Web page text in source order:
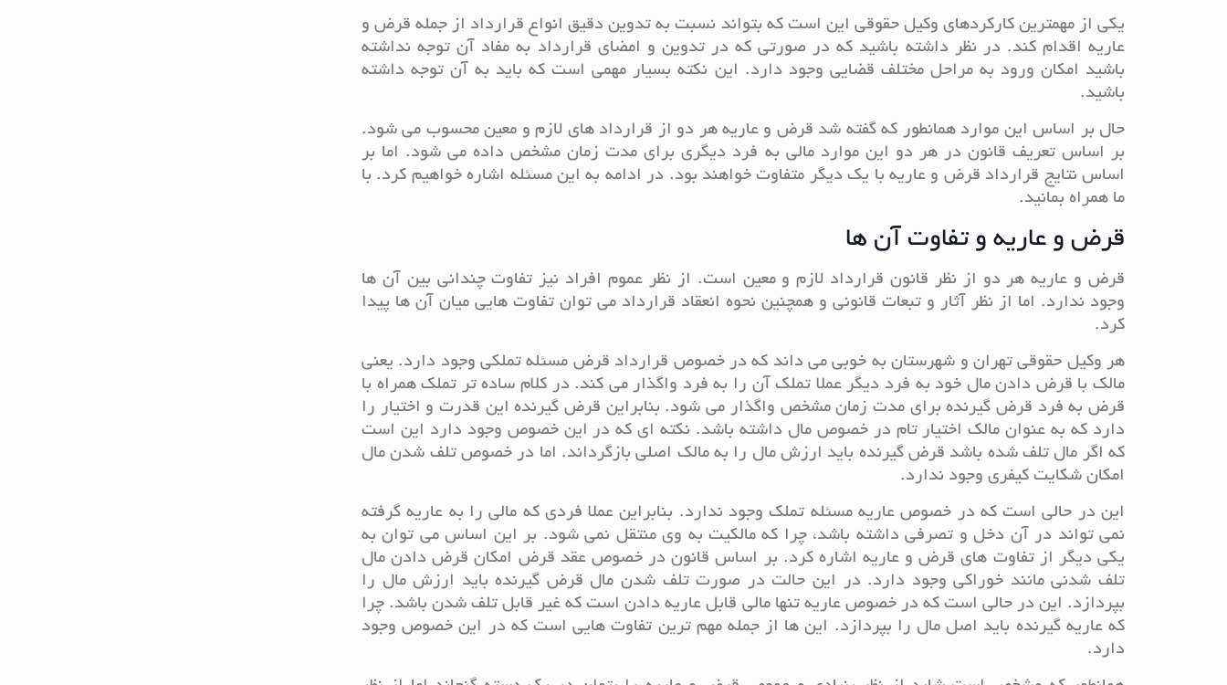
یکی از مهمترین کارکردهای وکیل حقوقی این است که بتواند نسبت به تدوین دقیق انواع قرارداد از جمله قرض و
عاریه اقدام کند. در نظر داشته باشید که در صورتی که در تدوین و امضای قرارداد به مفاد آن توجه نداشته
باشید امکان ورود به مراحل مختلف قضایی وجود دارد. این نکته بسیار مهمی است که باید به آن توجه داشته
باشید.
حال بر اساس این موارد همانطور که گفته شد قرض و عاریه هر دو از قرارداد های لازم و معین محسوب می شود.
بر اساس تعریف قانون در هر دو این موارد مالی به فرد دیگری برای مدت زمان مشخص داده می شود. اما بر
اساس نتایج قرارداد قرض و عاریه با یک دیگر متفاوت خواهند بود. در ادامه به این مسئله اشاره خواهیم کرد. با
ما همراه بمانید.
قرض و عاریه و تفاوت آن ها
قرض و عاریه هر دو از نظر قانون قرارداد لازم و معین است. از نظر عموم افراد نیز تفاوت چندانی بین آن ها
وجود ندارد. اما از نظر آثار و تبعات قانونی و همچنین نحوه انعقاد قرارداد می توان تفاوت هایی میان آن ها پیدا
کرد.
هر وکیل حقوقی تهران و شهرستان به خوبی می داند که در خصوص قرارداد قرض مسئله تملکی وجود دارد. یعنی
مالک با قرض دادن مال خود به فرد دیگر عملا تملک آن را به فرد واگذار می کند. در کلام ساده تر تملک همراه با
قرض به فرد قرض گیرنده برای مدت زمان مشخص واگذار می شود. بنابراین قرض گیرنده این قدرت و اختیار را
دارد که به عنوان مالک اختیار تام در خصوص مال داشته باشد. نکته ای که در این خصوص وجود دارد این است
که اگر مال تلف شده باشد قرض گیرنده باید ارزش مال را به مالک اصلی بازگرداند. اما در خصوص تلف شدن مال
امکان شکایت کیفری وجود ندارد.
این در حالی است که در خصوص عاریه مسئله تملک وجود ندارد. بنابراین عملا فردی که مالی را به عاریه گرفته
نمی تواند در آن دخل و تصرفی داشته باشد، چرا که مالکیت به وی منتقل نمی شود. بر این اساس می توان به
یکی دیگر از تفاوت های قرض و عاریه اشاره کرد. بر اساس قانون در خصوص عقد قرض امکان قرض دادن مال
تلف شدنی مانند خوراکی وجود دارد. در این حالت در صورت تلف شدن مال قرض گیرنده باید ارزش مال را
بپردازد. این در حالی است که در خصوص عاریه تنها مالی قابل عاریه دادن است که غیر قابل تلف شدن باشد. چرا
که عاریه گیرنده باید اصل مال را بپردازد. این ها از جمله مهم ترین تفاوت هایی است که در این خصوص وجود
دارد.